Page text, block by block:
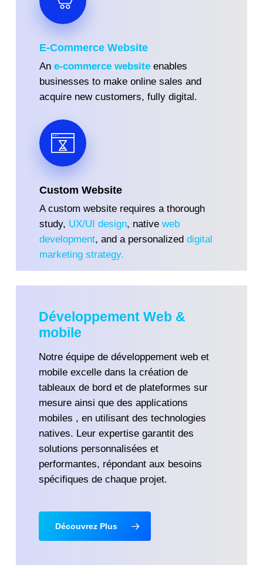
E-Commerce Website
An e-commerce website enables
businesses to make online sales and
acquire new customers, fully digital.
Custom Website
A custom website requires a thorough
study, UX/UI design, native web
development, and a personalized digital
marketing strategy.
Développement Web &
mobile
Notre équipe de développement web et
mobile excelle dans la création de
tableaux de bord et de plateformes sur
mesure ainsi que des applications
mobiles , en utilisant des technologies
natives. Leur expertise garantit des
solutions personnalisées et
performantes, répondant aux besoins
spécifiques de chaque projet.
Découvrez Plus